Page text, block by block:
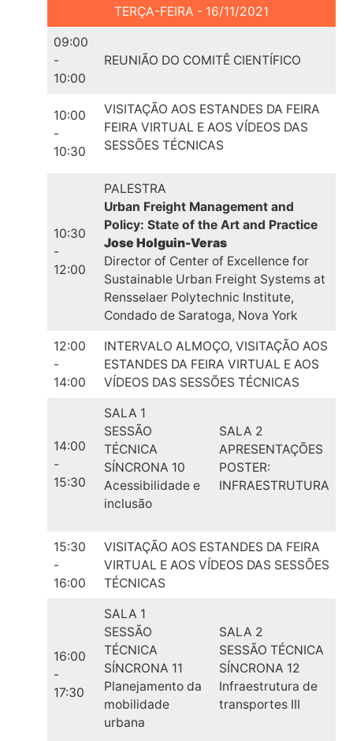
TERÇA-FEIRA - 16/11/2021
09:00
-
10:00
REUNIÃO DO COMITÊ CIENTÍFICO
10:00
-
10:30
VISITAÇÃO AOS ESTANDES DA FEIRA
FEIRA VIRTUAL E AOS VÍDEOS DAS
SESSÕES TÉCNICAS
10:30
-
12:00
PALESTRA
Urban Freight Management and
Policy: State of the Art and Practice
Jose Holguin-Veras
Director of Center of Excellence for
Sustainable Urban Freight Systems at
Rensselaer Polytechnic Institute,
Condado de Saratoga, Nova York
12:00
-
14:00
INTERVALO ALMOÇO, VISITAÇÃO AOS
ESTANDES DA FEIRA VIRTUAL E AOS
VÍDEOS DAS SESSÕES TÉCNICAS
14:00
-
15:30
SALA 1
SESSÃO
TÉCNICA
SÍNCRONA 10
Acessibilidade e
inclusão
SALA 2
APRESENTAÇÕES
POSTER:
INFRAESTRUTURA
15:30
-
16:00
VISITAÇÃO AOS ESTANDES DA FEIRA
VIRTUAL E AOS VÍDEOS DAS SESSÕES
TÉCNICAS
16:00
-
17:30
SALA 1
SESSÃO
TÉCNICA
SÍNCRONA 11
Planejamento da
mobilidade
urbana
SALA 2
SESSÃO TÉCNICA
SÍNCRONA 12
Infraestrutura de
transportes III